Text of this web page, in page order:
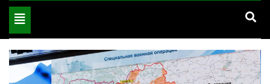
района РА
Красногвардейского района Республики Адыгея
Toggle
navigation